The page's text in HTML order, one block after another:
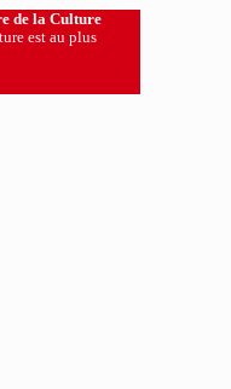
de la Culture
est au plus